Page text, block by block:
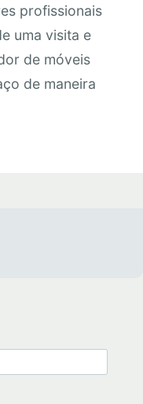
profissionais
uma visita e
de móveis
de maneira